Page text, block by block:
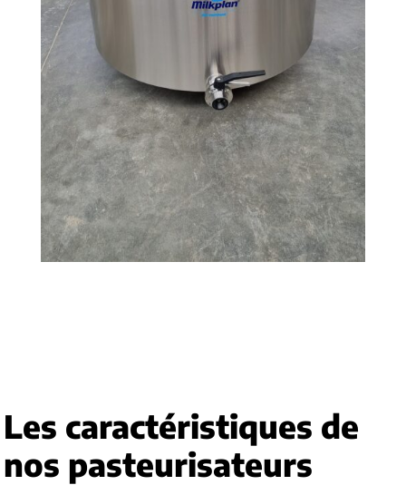
Les caractéristiques de
nos pasteurisateurs